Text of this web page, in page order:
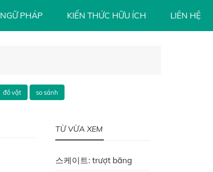
NGỮ PHÁP KIẾN THỨC HỮU ÍCH LIÊN HỆ
đồ vật so sánh
TỪ VỪA XEM
스케이트: trượt băng